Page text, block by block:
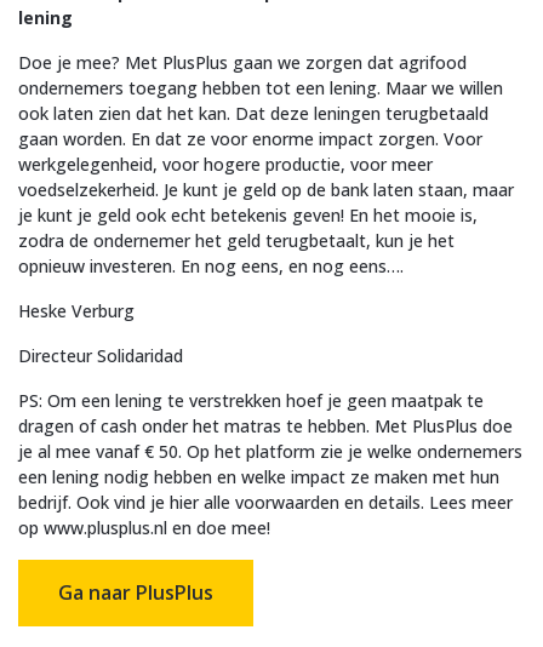
lening
Doe je mee? Met PlusPlus gaan we zorgen dat agrifood
ondernemers toegang hebben tot een lening. Maar we willen
ook laten zien dat het kan. Dat deze leningen terugbetaald
gaan worden. En dat ze voor enorme impact zorgen. Voor
werkgelegenheid, voor hogere productie, voor meer
voedselzekerheid. Je kunt je geld op de bank laten staan, maar
je kunt je geld ook echt betekenis geven! En het mooie is,
zodra de ondernemer het geld terugbetaalt, kun je het
opnieuw investeren. En nog eens, en nog eens….
Heske Verburg
Directeur Solidaridad
PS: Om een lening te verstrekken hoef je geen maatpak te
dragen of cash onder het matras te hebben. Met PlusPlus doe
je al mee vanaf € 50. Op het platform zie je welke ondernemers
een lening nodig hebben en welke impact ze maken met hun
bedrijf. Ook vind je hier alle voorwaarden en details. Lees meer
op www.plusplus.nl en doe mee!
Ga naar PlusPlus